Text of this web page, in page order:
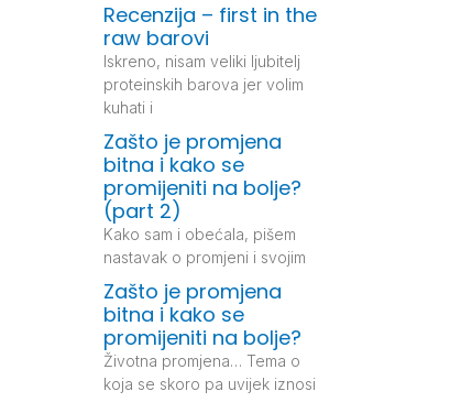
Recenzija – first in the
raw barovi
Iskreno, nisam veliki ljubitelj
proteinskih barova jer volim
kuhati i
Zašto je promjena
bitna i kako se
promijeniti na bolje?
(part 2)
Kako sam i obećala, pišem
nastavak o promjeni i svojim
Zašto je promjena
bitna i kako se
promijeniti na bolje?
Životna promjena… Tema o
koja se skoro pa uvijek iznosi